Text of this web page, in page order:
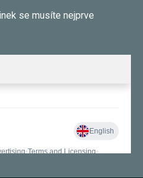
se musíte nejprve